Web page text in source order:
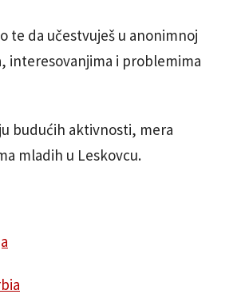
te da učestvuješ u anonimnoj
interesovanjima i problemima
budućih aktivnosti, mera
mladih u Leskovcu.